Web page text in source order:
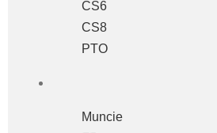
CS6
CS8
PTO
Muncie